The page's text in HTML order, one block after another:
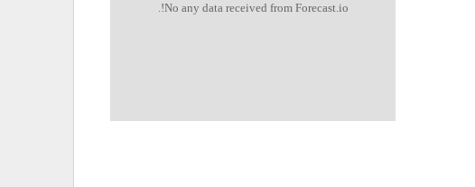
No any data received from Forecast.io!.